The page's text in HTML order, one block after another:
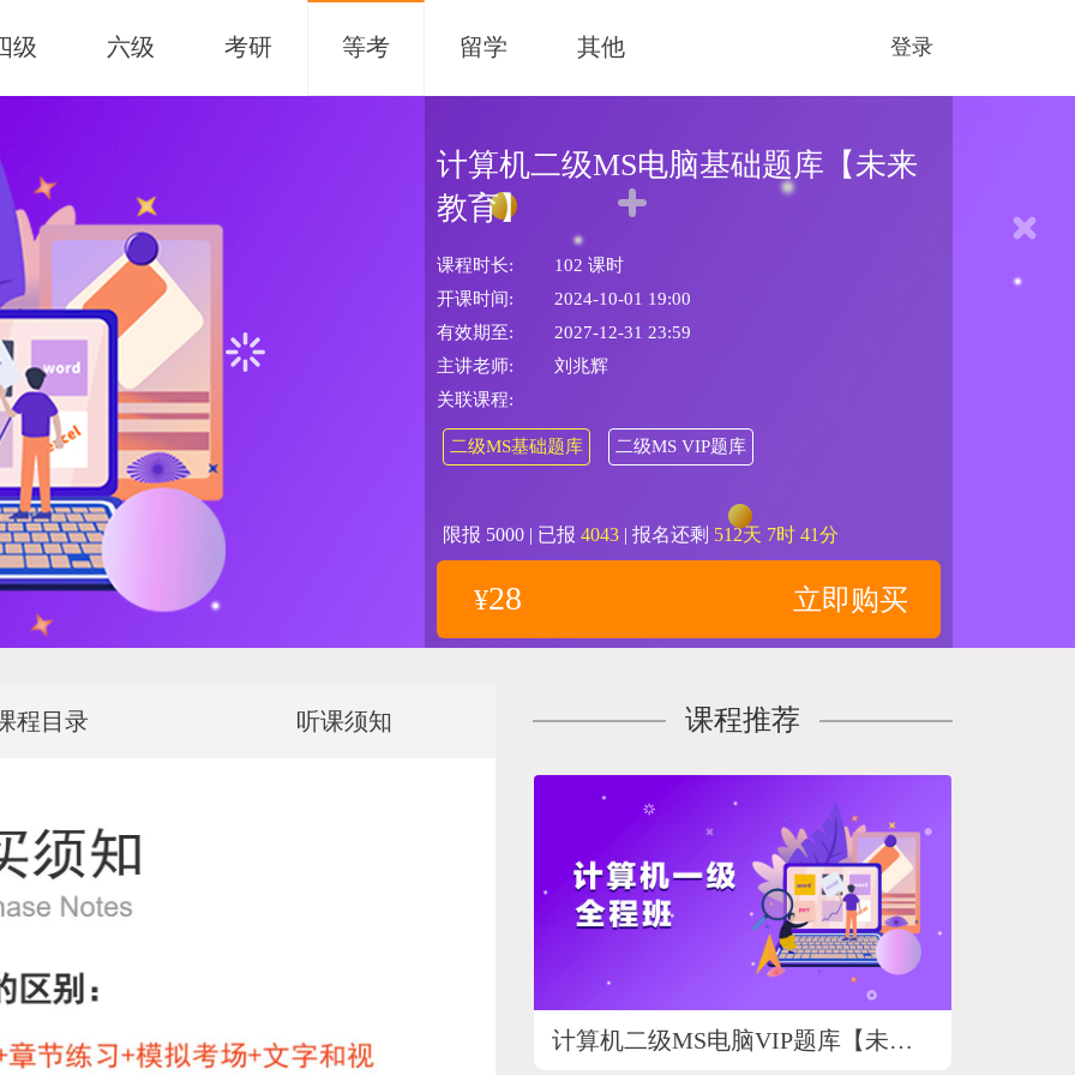
级 六级 考研 等考 留学 其他 登录
计算机二级MS电脑基础题库【未来
教育】
课程时长:
102 课时
开课时间:
2024-10-01 19:00
有效期至:
2027-12-31 23:59
主讲老师:
刘兆辉
关联课程:
二级MS基础题库 二级MS VIP题库
限报 5000 | 已报 4043 | 报名还剩 512天 7时 41分
¥28 立即购买
程目录 听课须知 课程推荐
计算机二级MS电脑VIP题库【未来教育】